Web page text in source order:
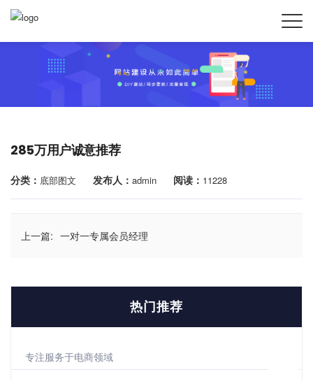
285万用户诚意推荐
分类： 底部图文 发布人： admin 阅读： 11228
上一篇: 一对一专属会员经理
热门推荐
专注服务于电商领域